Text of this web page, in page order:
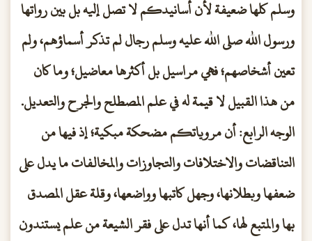
وسلم كلها ضعيفة لأن أسانيدكم لا تصل إليه بل بين رواتها
ورسول الله صلى الله عليه وسلم رجال لم تذكر أسماؤهم، ولم
تعين أشخاصهم؛ فهي مراسيل بل أكثرها معاضيل؛ وما كان
من هذا القبيل لا قيمة له في علم المصطلح والجرح والتعديل.
الوجه الرابع: أن مروياتكم مضحكة مبكية؛ إذ فيها من
التناقضات والاختلافات والتجاوزات والمخالفات ما يدل على
ضعفها وبطلانها، وجهل كاتبها وواضعها، وقلة عقل المصدق
بها والمتبع لها، كما أنها تدل على فقر الشيعة من علم يستندون